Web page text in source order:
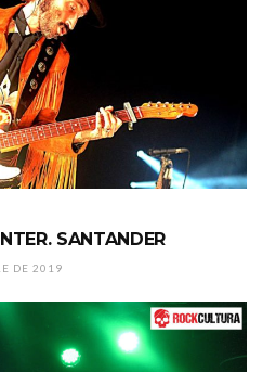
SANTANDER
DE 2019